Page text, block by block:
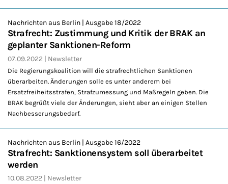
Nachrichten aus Berlin | Ausgabe 18/2022
Strafrecht: Zustimmung und Kritik der BRAK an
geplanter Sanktionen-Reform
07.09.2022 Newsletter
Die Regierungskoalition will die strafrechtlichen Sanktionen
überarbeiten. Änderungen solle es unter anderem bei
Ersatzfreiheitsstrafen, Strafzumessung und Maßregeln geben. Die
BRAK begrüßt viele der Änderungen, sieht aber an einigen Stellen
Nachbesserungsbedarf.
Nachrichten aus Berlin | Ausgabe 16/2022
Strafrecht: Sanktionensystem soll überarbeitet
werden
10.08.2022 Newsletter